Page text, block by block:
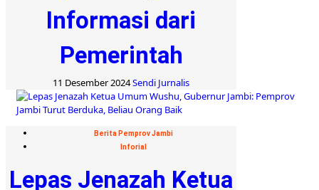
Informasi dari
Pemerintah
11 Desember 2024Sendi Jurnalis
Berita Pemprov Jambi
Inforial
Lepas Jenazah Ketua